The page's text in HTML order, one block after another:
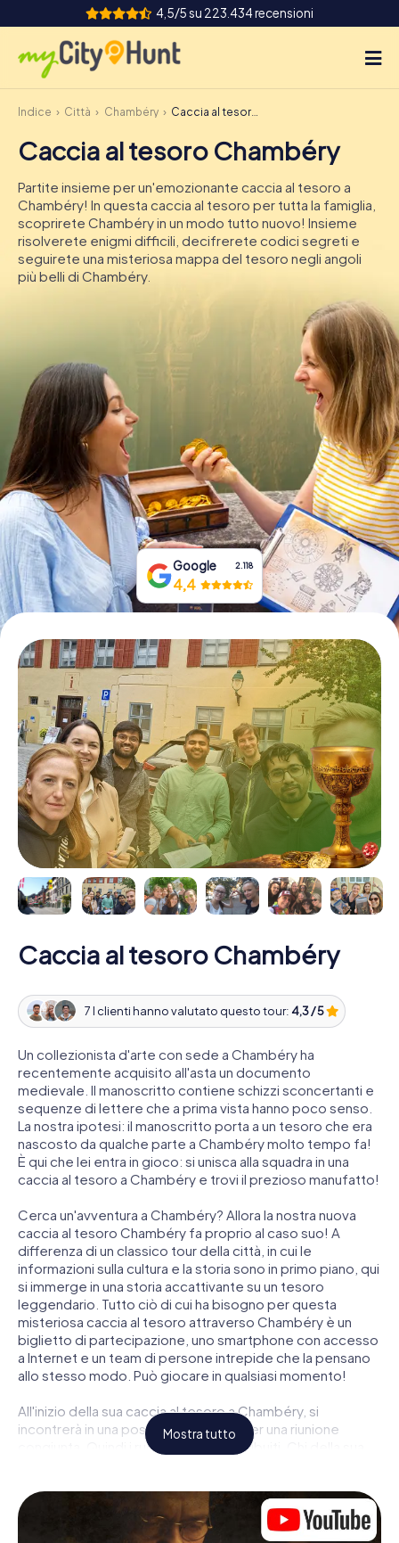
4,5/5 su 223.434 recensioni
Come funziona
Città
Tour
Team Building
Biglietti
DE
IE
IT
Prenota Biglietti
Acquista i Voucher
Indice Città Chambéry Caccia al tesoro Chambéry
Caccia al tesoro Chambéry
Partite insieme per un'emozionante caccia al tesoro a
Chambéry! In questa caccia al tesoro per tutta la famiglia,
scoprirete Chambéry in un modo tutto nuovo! Insieme
risolverete enigmi difficili, decifrerete codici segreti e
seguirete una misteriosa mappa del tesoro negli angoli
più belli di Chambéry.
Google 2.118
4,4
Caccia al tesoro Chambéry
7 I clienti hanno valutato questo tour: 4,3 / 5
Un collezionista d'arte con sede a Chambéry ha
recentemente acquisito all'asta un documento
medievale. Il manoscritto contiene schizzi sconcertanti e
sequenze di lettere che a prima vista hanno poco senso.
La nostra ipotesi: il manoscritto porta a un tesoro che era
nascosto da qualche parte a Chambéry molto tempo fa!
È qui che lei entra in gioco: si unisca alla squadra in una
caccia al tesoro a Chambéry e trovi il prezioso manufatto!
Cerca un'avventura a Chambéry? Allora la nostra nuova
caccia al tesoro Chambéry fa proprio al caso suo! A
differenza di un classico tour della città, in cui le
informazioni sulla cultura e la storia sono in primo piano, qui
si immerge in una storia accattivante su un tesoro
leggendario. Tutto ciò di cui ha bisogno per questa
misteriosa caccia al tesoro attraverso Chambéry è un
biglietto di partecipazione, uno smartphone con accesso
a Internet e un team di persone intrepide che la pensano
allo stesso modo. Può giocare in qualsiasi momento!
All'inizio della sua caccia al tesoro a Chambéry, si
incontrerà in una posizione centrale per una riunione
congiunta. Quindi i ruoli vengono distribuiti. Chi della sua
nostra caccia al tesoro a Chambéry c'è un ruolo adatto
per ogni giocatore.
Mostra tutto